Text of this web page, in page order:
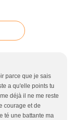
parce que je sais
a qu'elle points tu
déjà il ne me reste
courage et de
té une battante ma